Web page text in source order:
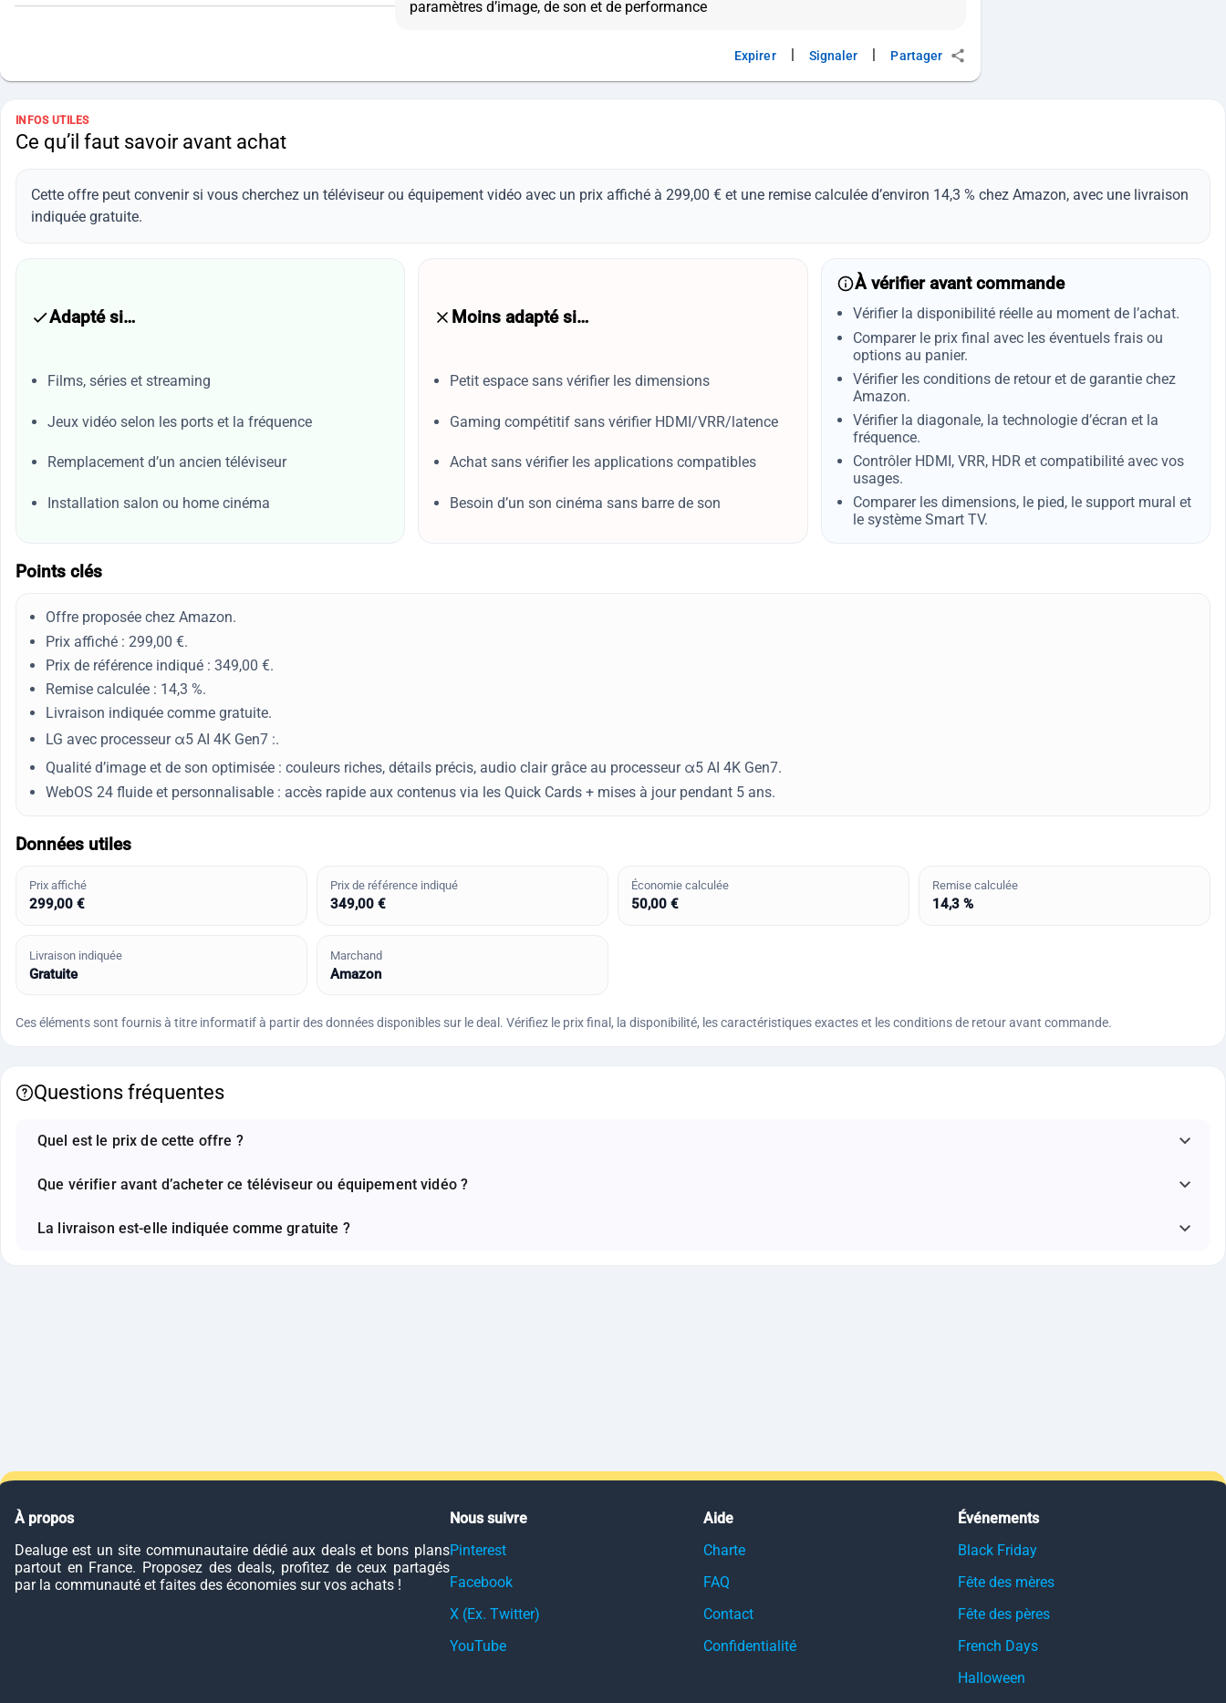
Expirer Signaler Partager
INFOS UTILES
Ce qu’il faut savoir avant achat
Cette offre peut convenir si vous cherchez un téléviseur ou équipement vidéo avec un prix affiché à 299,00 € et une remise calculée d’environ 14,3 % chez Amazon, avec une livraison
indiquée gratuite.
Adapté si…
Films, séries et streaming
Jeux vidéo selon les ports et la fréquence
Remplacement d’un ancien téléviseur
Installation salon ou home cinéma
Moins adapté si…
Petit espace sans vérifier les dimensions
Gaming compétitif sans vérifier HDMI/VRR/latence
Achat sans vérifier les applications compatibles
Besoin d’un son cinéma sans barre de son
À vérifier avant commande
Vérifier la disponibilité réelle au moment de l’achat.
Comparer le prix final avec les éventuels frais ou
options au panier.
Vérifier les conditions de retour et de garantie chez
Amazon.
Vérifier la diagonale, la technologie d’écran et la
fréquence.
Contrôler HDMI, VRR, HDR et compatibilité avec vos
usages.
Comparer les dimensions, le pied, le support mural et
le système Smart TV.
Points clés
Offre proposée chez Amazon.
Prix affiché : 299,00 €.
Prix de référence indiqué : 349,00 €.
Remise calculée : 14,3 %.
Livraison indiquée comme gratuite.
LG avec processeur α5 AI 4K Gen7 :.
Qualité d’image et de son optimisée : couleurs riches, détails précis, audio clair grâce au processeur α5 AI 4K Gen7.
WebOS 24 fluide et personnalisable : accès rapide aux contenus via les Quick Cards + mises à jour pendant 5 ans.
Données utiles
Prix affiché
299,00 €
Prix de référence indiqué
349,00 €
Économie calculée
50,00 €
Remise calculée
14,3 %
Livraison indiquée
Gratuite
Marchand
Amazon
Ces éléments sont fournis à titre informatif à partir des données disponibles sur le deal. Vérifiez le prix final, la disponibilité, les caractéristiques exactes et les conditions de retour avant commande.
Questions fréquentes
Quel est le prix de cette offre ?
Que vérifier avant d’acheter ce téléviseur ou équipement vidéo ?
La livraison est-elle indiquée comme gratuite ?
À propos
Dealuge est un site communautaire dédié aux deals et bons plans
partout en France. Proposez des deals, profitez de ceux partagés
par la communauté et faites des économies sur vos achats !
Nous suivre
Pinterest
Facebook
X (Ex. Twitter)
YouTube
Aide
Charte
FAQ
Contact
Confidentialité
Événements
Black Friday
Fête des mères
Fête des pères
French Days
Halloween